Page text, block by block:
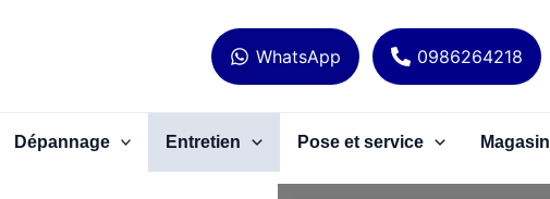
WhatsApp 0986264218
Dépannage Entretien Pose et service Magasin